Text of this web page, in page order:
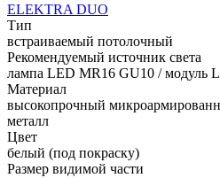
ELEKTRA DUO
Тип
встраиваемый потолочный
Рекомендуемый источник света
лампа LED MR16 GU10 / модуль
Материал
высокопрочный
металл
Цвет
белый (под покраску)
Размер видимой части